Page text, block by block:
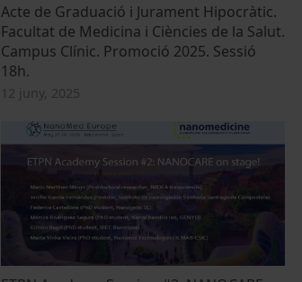
Acte de Graduació i Jurament Hipocràtic.
Facultat de Medicina i Ciències de la Salut.
Campus Clínic. Promoció 2025. Sessió
18h.
12 juny, 2025